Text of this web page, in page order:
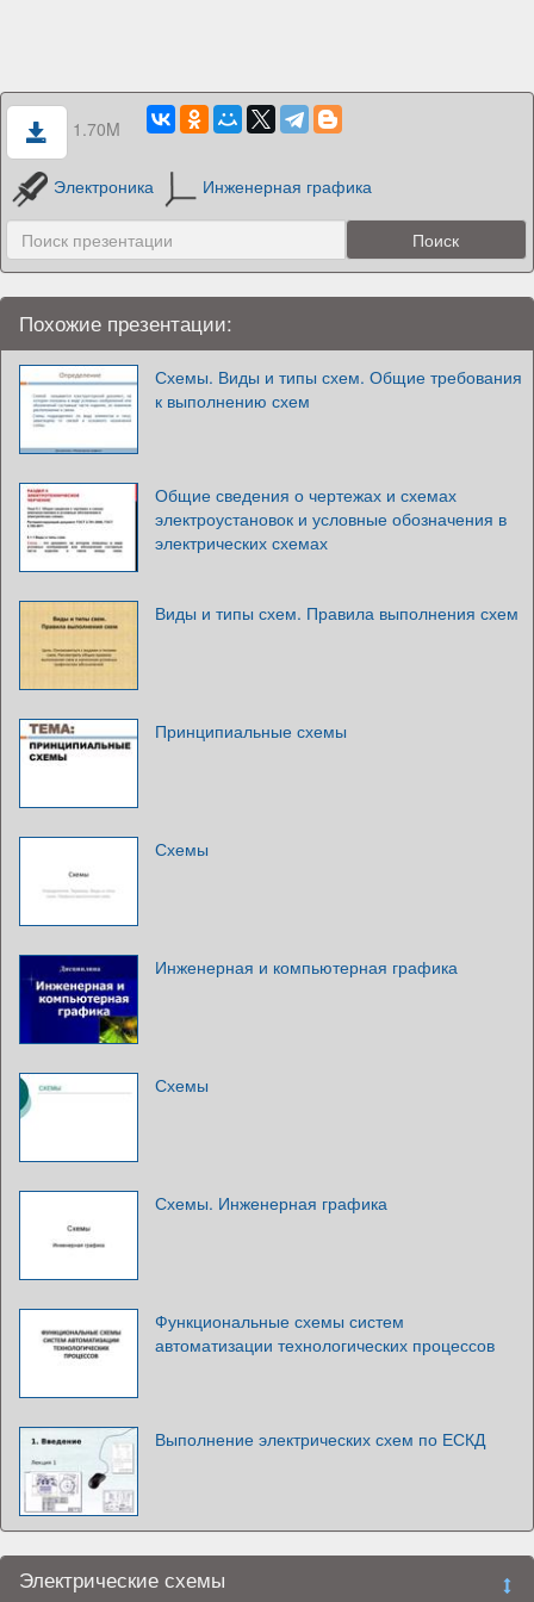
1.70M
Электроника Инженерная графика
Похожие презентации:
Схемы. Виды и типы схем. Общие требования
к выполнению схем
Общие сведения о чертежах и схемах
электроустановок и условные обозначения в
электрических схемах
Виды и типы схем. Правила выполнения схем
Принципиальные схемы
Схемы
Инженерная и компьютерная графика
Схемы
Схемы. Инженерная графика
Функциональные схемы систем
автоматизации технологических процессов
Выполнение электрических схем по ЕСКД
Электрические схемы